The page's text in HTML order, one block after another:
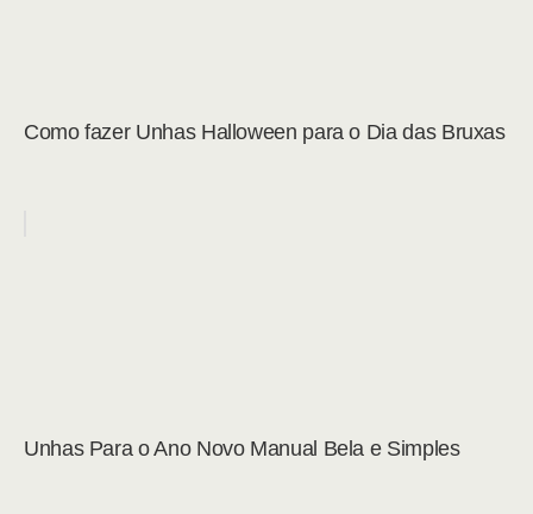
Como fazer Unhas Halloween para o Dia das Bruxas
Unhas Para o Ano Novo Manual Bela e Simples